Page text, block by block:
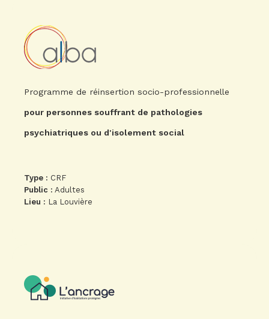
Programme de réinsertion socio-professionnelle
pour personnes souffrant de pathologies
psychiatriques ou d'isolement social
Type : CRF
Public : Adultes
Lieu : La Louvière